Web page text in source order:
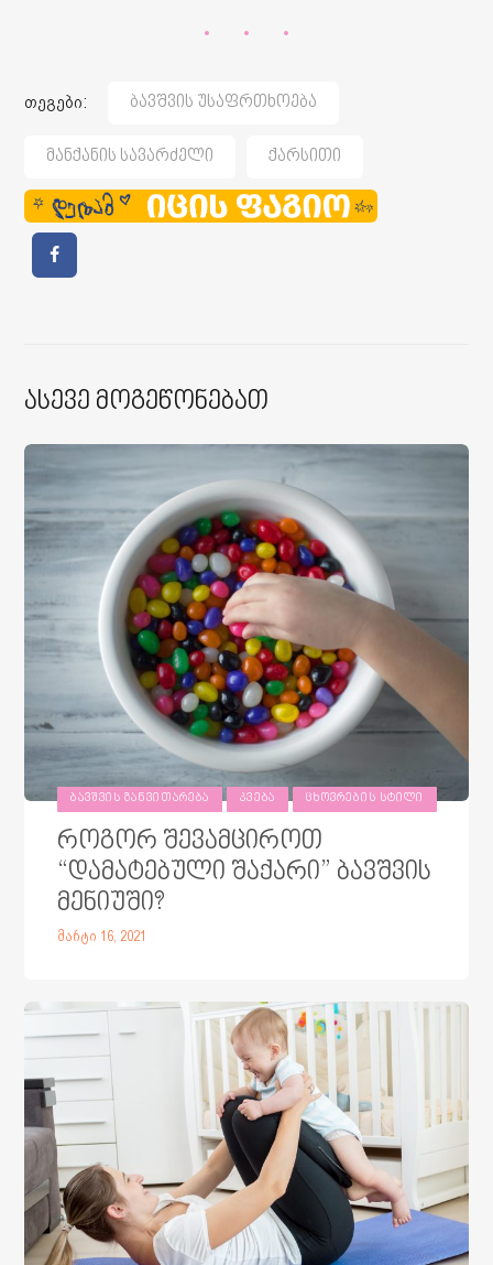
თეგები: Ბავშვის Უსაფრთხოება
Მანქანის Სავარძელი Ქარსითი
Ასევე Მოგეწონებათ
ᲑᲐᲕᲨᲕᲘᲡ ᲒᲐᲜᲕᲘᲗᲐᲠᲔᲑᲐ ᲙᲕᲔᲑᲐ ᲪᲮᲝᲕᲠᲔᲑᲘᲡ ᲡᲢᲘᲚᲘ
როგორ შევამციროთ
“დამატებული შაქარი” ბავშვის
მენიუში?
მარტი 16, 2021